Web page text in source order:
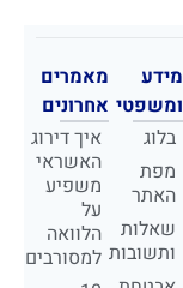
מידע
ומשפטי
בלוג
מפת
האתר
שאלות
ותשובות
מאמרים
אחרונים
איך דירוג
האשראי
משפיע
על
הלוואה
למסורבים